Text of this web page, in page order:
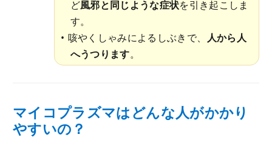
ど風邪と同じような症状を引き起こしま
す。
咳やくしゃみによるしぶきで、
人から人
へうつります。
マイコプラズマはどんな人がかかり
やすいの？